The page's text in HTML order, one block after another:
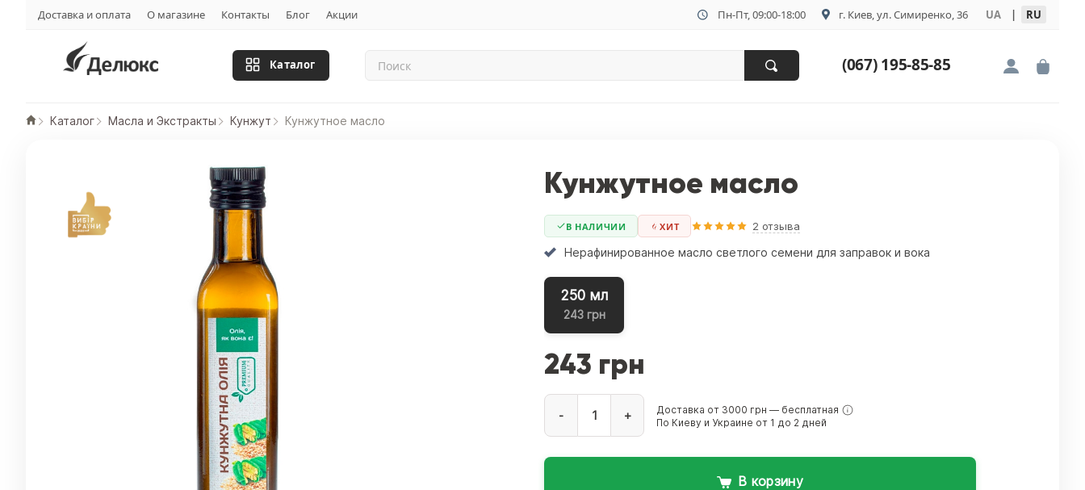
Доставка и оплата О магазине Контакты Блог Акции Пн-Пт, 09:00-18:00 г. Киев, ул. Симиренко, 36 UA | RU
Каталог (067) 195-85-85
Каталог Масла и Экстракты Кунжут Кунжутное масло
Кунжутное масло
В НАЛИЧИИ ХИТ 2 отзыва
Нерафинированное масло светлого семени для заправок и вока
250 мл
243 грн
243 грн
- +
Доставка от 3000 грн — бесплатная
По Киеву и Украине от 1 до 2 дней
В корзину